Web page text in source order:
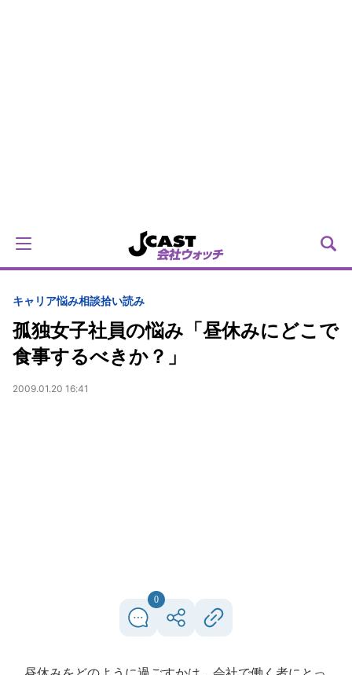
キャリア悩み相談拾い読み
孤独女子社員の悩み「昼休みにどこで
食事するべきか？」
2009.01.20 16:41
0